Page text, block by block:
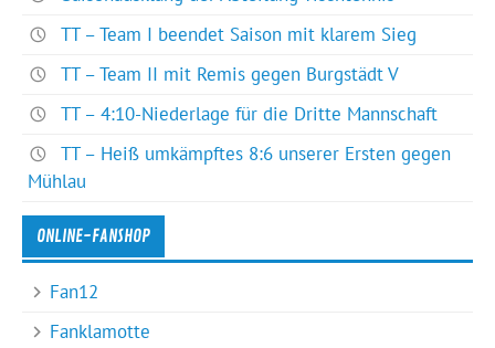
TT – Team I beendet Saison mit klarem Sieg
TT – Team II mit Remis gegen Burgstädt V
TT – 4:10-Niederlage für die Dritte Mannschaft
TT – Heiß umkämpftes 8:6 unserer Ersten gegen
Mühlau
ONLINE-FANSHOP
Fan12
Fanklamotte